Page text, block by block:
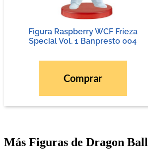
Figura Raspberry WCF Frieza
Special Vol. 1 Banpresto 004
Comprar
Más Figuras de Dragon